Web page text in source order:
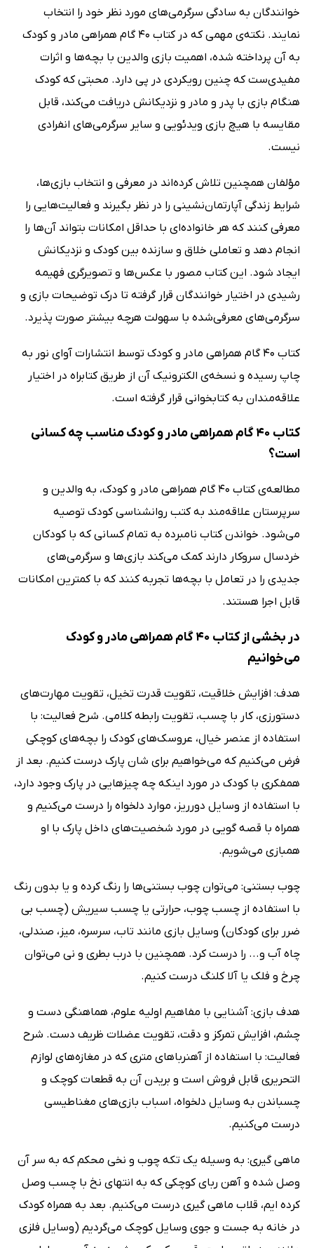
خوانندگان به سادگی سرگرمی‌های مورد نظر خود را انتخاب
نمایند. نکته‌ی مهمی که در کتاب 40 گام همراهی مادر و کودک
به آن پرداخته شده، اهمیت بازی والدین با بچه‌ها و اثرات
مفیدی‌ست که چنین رویکردی در پی دارد. محبتی که کودک
هنگام بازی با پدر و مادر و نزدیکانش دریافت می‌کند، قابل
مقایسه با هیچ بازی ویدئویی و سایر سرگرمی‌های انفرادی
نیست.
مؤلفان همچنین تلاش کرده‌اند در معرفی و انتخاب بازی‌ها،
شرایط زندگی آپارتمان‌نشینی را در نظر بگیرند و فعالیت‌هایی را
معرفی کنند که هر خانواده‌ای با حداقل امکانات بتواند آن‌ها را
انجام دهد و تعاملی خلاق و سازنده بین کودک و نزدیکانش
ایجاد شود. این کتاب مصور با عکس‌ها و تصویرگری فهیمه
رشیدی در اختیار خوانندگان قرار گرفته تا درک توضیحات بازی و
سرگرمی‌های معرفی‌شده با سهولت هرچه بیشتر صورت پذیرد.
کتاب 40 گام همراهی مادر و کودک توسط انتشارات آوای نور به
چاپ رسیده و نسخه‌ی الکترونیک آن از طریق کتابراه در اختیار
علاقه‌مندان به کتابخوانی قرار گرفته است.
کتاب 40 گام همراهی مادر و کودک مناسب چه کسانی
است؟
مطالعه‌ی کتاب 40 گام همراهی مادر و کودک، به والدین و
سرپرستان علاقه‌مند به کتب روانشناسی کودک توصیه
می‌شود. خواندن کتاب نامبرده به تمام کسانی که با کودکان
خردسال سروکار دارند کمک می‌کند بازی‌ها و سرگرمی‌های
جدیدی را در تعامل با بچه‌ها تجربه کنند که با کمترین امکانات
قابل اجرا هستند.
در بخشی از کتاب 40 گام همراهی مادر و کودک
می‌خوانیم
هدف: افزایش خلاقیت، تقویت قدرت تخیل، تقویت مهارت‌های
دستورزی، کار با چسب، تقویت رابطه کلامی. شرح فعالیت: با
استفاده از عنصر خیال، عروسک‌های کودک را بچه‌های کوچکی
فرض می‌کنیم که می‌خواهیم برای شان پارک درست کنیم. بعد از
همفکری با کودک در مورد اینکه چه چیزهایی در پارک وجود دارد،
با استفاده از وسایل دورریز، موارد دلخواه را درست می‌کنیم و
همراه با قصه گویی در مورد شخصیت‌های داخل پارک با او
همبازی می‌شویم.
چوب بستنی: می‌توان چوب بستنی‌ها را رنگ کرده و یا بدون رنگ
با استفاده از چسب چوب، حرارتی یا چسب سیریش (چسب بی
ضرر برای کودکان) وسایل بازی مانند تاب، سرسره، میز، صندلی،
چاه آب و... را درست کرد. همچنین با درب بطری و نی می‌توان
چرخ و فلک یا آلا کلنگ درست کنیم.
هدف بازی: آشنایی با مفاهیم اولیه علوم، هماهنگی دست و
چشم، افزایش تمرکز و دقت، تقویت عضلات ظریف دست. شرح
فعالیت: با استفاده از آهنرباهای متری که در مغازه‌های لوازم
التحریری قابل فروش است و بریدن آن به قطعات کوچک و
چسباندن به وسایل دلخواه، اسباب بازی‌های مغناطیسی
درست می‌کنیم.
ماهی گیری: به وسیله یک تکه چوب و نخی محکم که به سر آن
وصل شده و آهن ربای کوچکی که به انتهای نخ با چسب وصل
کرده ایم، قلاب ماهی گیری درست می‌کنیم. بعد به همراه کودک
در خانه به جست و جوی وسایل کوچک می‌گردیم (وسایل فلزی